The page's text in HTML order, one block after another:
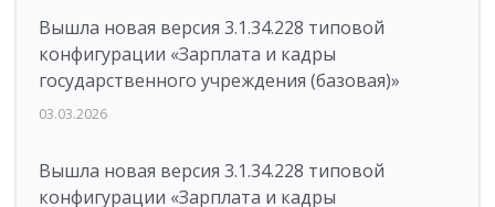
Вышла новая версия 3.1.34.228 типовой
конфигурации «Зарплата и кадры
государственного учреждения (базовая)»
03.03.2026
Вышла новая версия 3.1.34.228 типовой
конфигурации «Зарплата и кадры